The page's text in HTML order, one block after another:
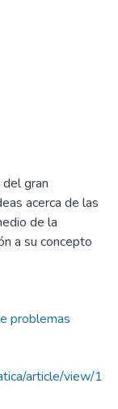
gran
acerca de las
de la
a su concepto
problemas
article/view/1